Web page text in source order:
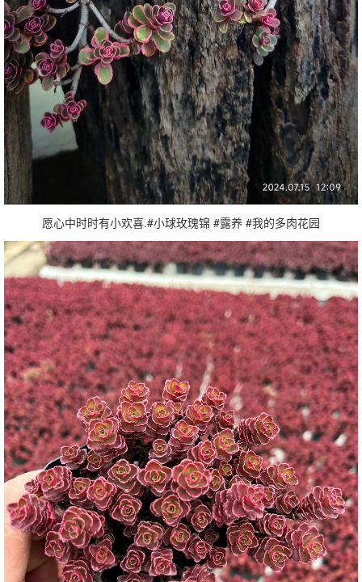
愿心中时时有小欢喜.#小球玫瑰锦 #露养 #我的多肉花园